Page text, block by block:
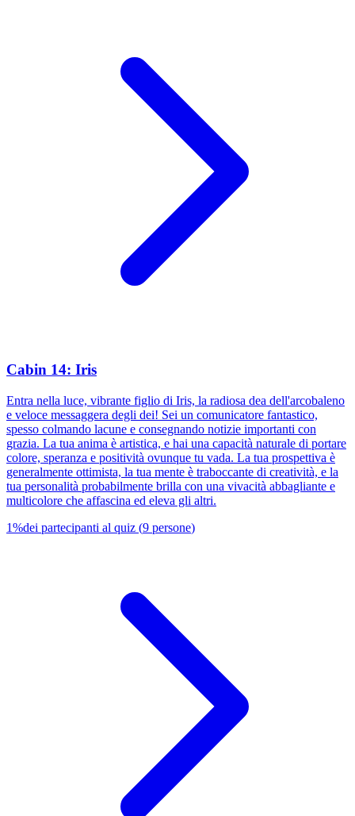
Cabin 14: Iris
Entra nella luce, vibrante figlio di Iris, la radiosa dea dell'arcobaleno
e veloce messaggera degli dei! Sei un comunicatore fantastico,
spesso colmando lacune e consegnando notizie importanti con
grazia. La tua anima è artistica, e hai una capacità naturale di portare
colore, speranza e positività ovunque tu vada. La tua prospettiva è
generalmente ottimista, la tua mente è traboccante di creatività, e la
tua personalità probabilmente brilla con una vivacità abbagliante e
multicolore che affascina ed eleva gli altri.
1%dei partecipanti al quiz (9 persone)